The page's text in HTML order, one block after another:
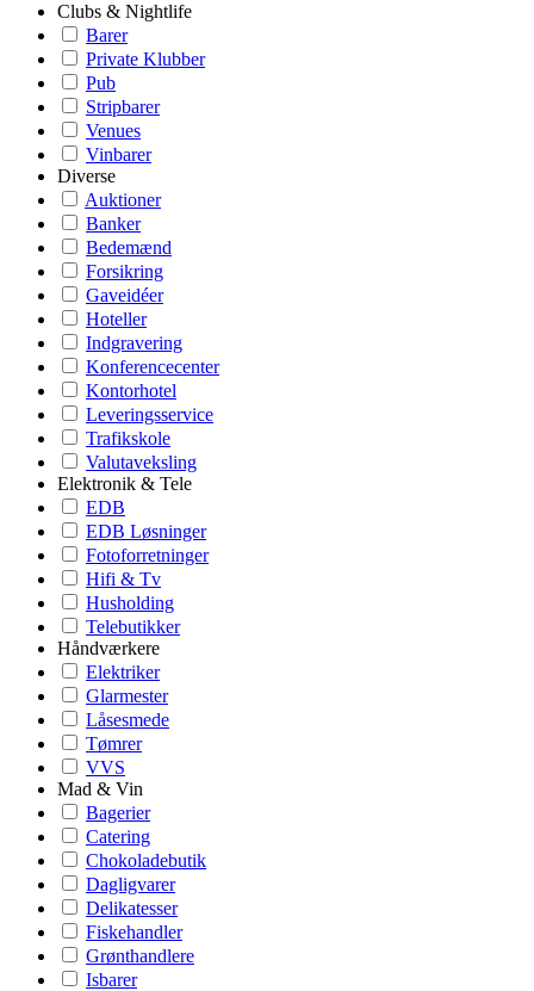
Clubs & Nightlife
Barer
Private Klubber
Pub
Stripbarer
Venues
Vinbarer
Diverse
Auktioner
Banker
Bedemænd
Forsikring
Gaveidéer
Hoteller
Indgravering
Konferencecenter
Kontorhotel
Leveringsservice
Trafikskole
Valutaveksling
Elektronik & Tele
EDB
EDB Løsninger
Fotoforretninger
Hifi & Tv
Husholding
Telebutikker
Håndværkere
Elektriker
Glarmester
Låsesmede
Tømrer
VVS
Mad & Vin
Bagerier
Catering
Chokoladebutik
Dagligvarer
Delikatesser
Fiskehandler
Grønthandlere
Isbarer